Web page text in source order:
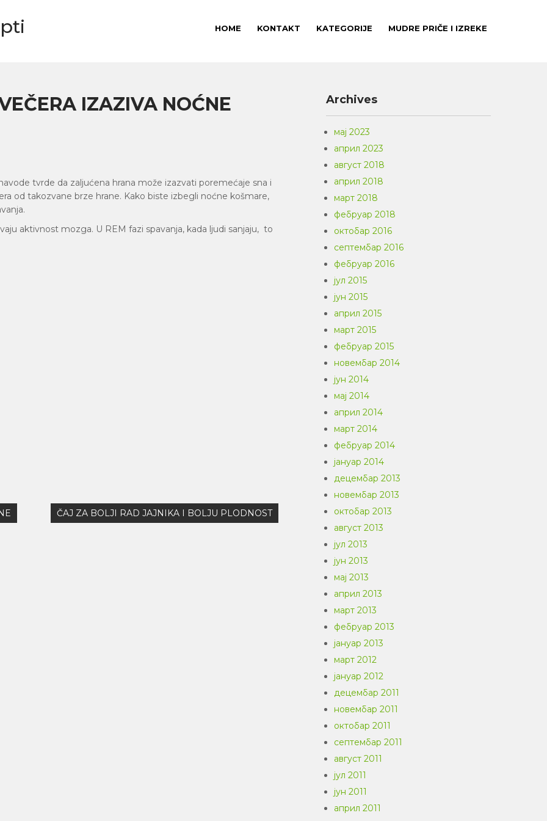
HOME KONTAKT KATEGORIJE MUDRE PRIČE I IZREKE
IZAZIVA NOĆNE
tvrde da zaljućena hrana može izazvati poremećaje sna i
od takozvane brze hrane. Kako biste izbegli noćne košmare,
aktivnost mozga. U REM fazi spavanja, kada ljudi sanjaju, to
ČAJ ZA BOLJI RAD JAJNIKA I BOLJU PLODNOST
Archives
мај 2023
април 2023
август 2018
април 2018
март 2018
фебруар 2018
октобар 2016
септембар 2016
фебруар 2016
јул 2015
јун 2015
април 2015
март 2015
фебруар 2015
новембар 2014
јун 2014
мај 2014
април 2014
март 2014
фебруар 2014
јануар 2014
децембар 2013
новембар 2013
октобар 2013
август 2013
јул 2013
јун 2013
мај 2013
април 2013
март 2013
фебруар 2013
јануар 2013
март 2012
јануар 2012
децембар 2011
новембар 2011
октобар 2011
септембар 2011
август 2011
јул 2011
јун 2011
април 2011